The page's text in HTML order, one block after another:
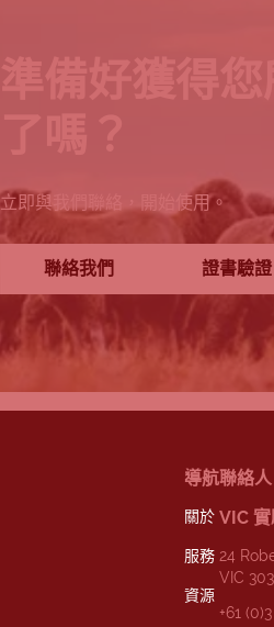
準備好獲得
立即與我們聯絡，開始使用。
聯絡我們 證書驗證
導航
關於
服務
資源
聯絡人
VIC
24
VIC
+61